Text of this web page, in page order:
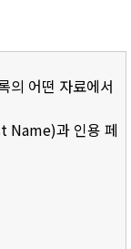
의 어떤 자료에서
Name)과 인용 페